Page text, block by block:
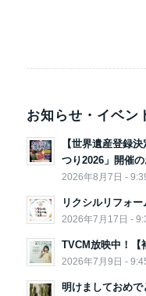
お知らせ・イベン
【世界遺産登録
つり2026」開催
2026年8月7日 -
リクシルリフォ
2026年7月17日 -
TVCM放映中！【
2026年7月9日 -
明けましておめ